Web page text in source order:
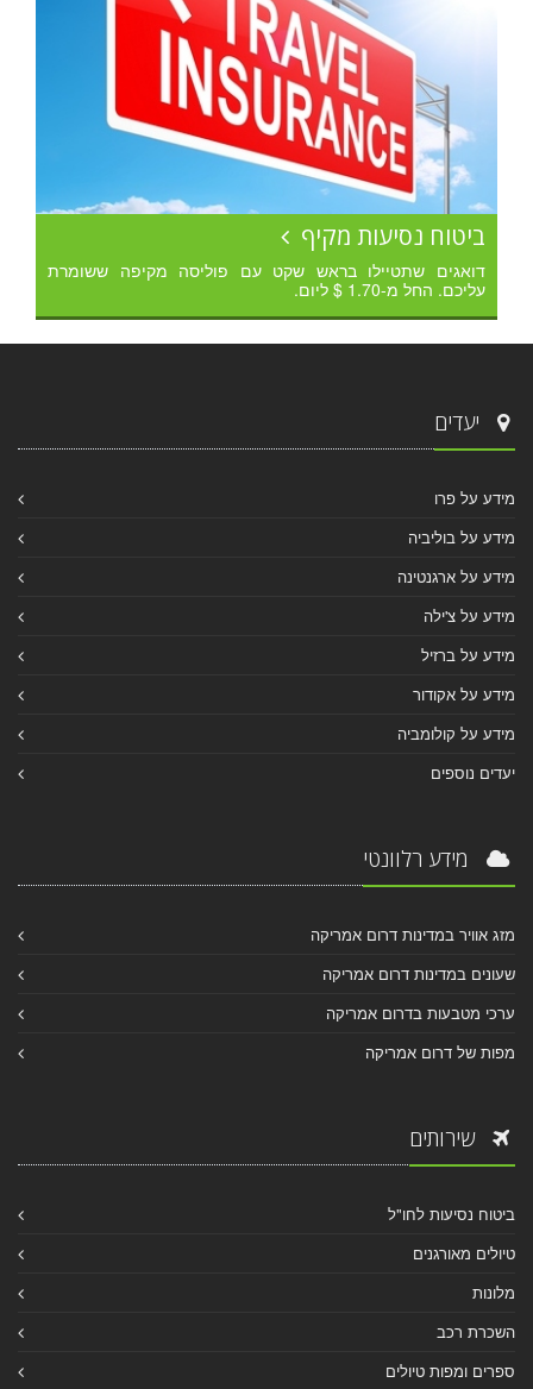
ביטוח נסיעות מקיף
דואגים שתטיילו בראש שקט עם פוליסה מקיפה ששומרת
עליכם. החל מ-1.70 $ ליום.
יעדים
מידע על פרו
מידע על בוליביה
מידע על ארגנטינה
מידע על צ'ילה
מידע על ברזיל
מידע על אקודור
מידע על קולומביה
יעדים נוספים
מידע רלוונטי
מזג אוויר במדינות דרום אמריקה
שעונים במדינות דרום אמריקה
ערכי מטבעות בדרום אמריקה
מפות של דרום אמריקה
שירותים
ביטוח נסיעות לחו"ל
טיולים מאורגנים
מלונות
השכרת רכב
ספרים ומפות טיולים